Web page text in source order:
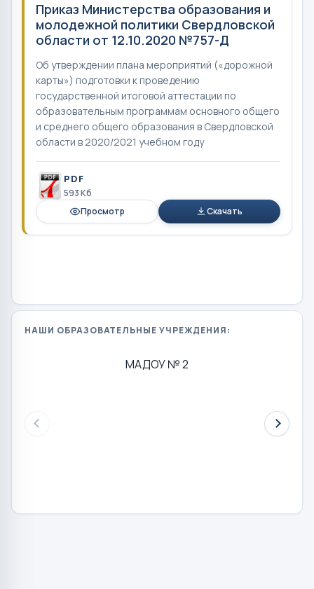
Приказ Министерства образования и
молодежной политики Свердловской
области от 12.10.2020 №757-Д
Об утверждении плана мероприятий («дорожной
карты») подготовки к проведению
государственной итоговой аттестации по
образовательным программам основного общего
и среднего общего образования в Свердловской
области в 2020/2021 учебном году
PDF
593 Кб
Просмотр
Скачать
НАШИ ОБРАЗОВАТЕЛЬНЫЕ УЧРЕЖДЕНИЯ:
МАДОУ № 2